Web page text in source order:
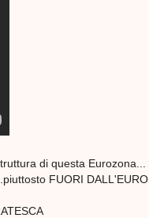
di questa Eurozona...
FUORI DALL'EURO.